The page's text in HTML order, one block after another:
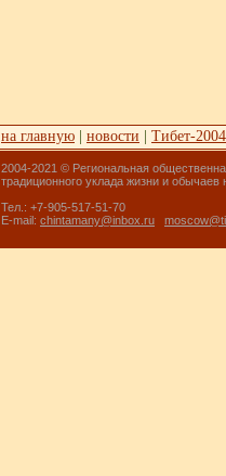
на главную новости Тибет-2004
2004-2021 © Региональная
традиционного уклада жизни и
Тел.: +7-905-517-51-70
E-mail: chintamany@inbox.ru